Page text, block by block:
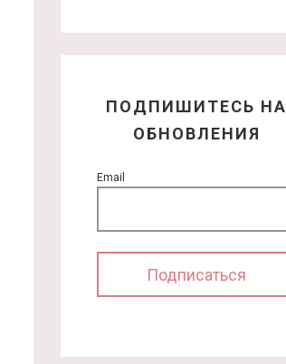
ПОДПИШИТЕСЬ НА
ОБНОВЛЕНИЯ
Email